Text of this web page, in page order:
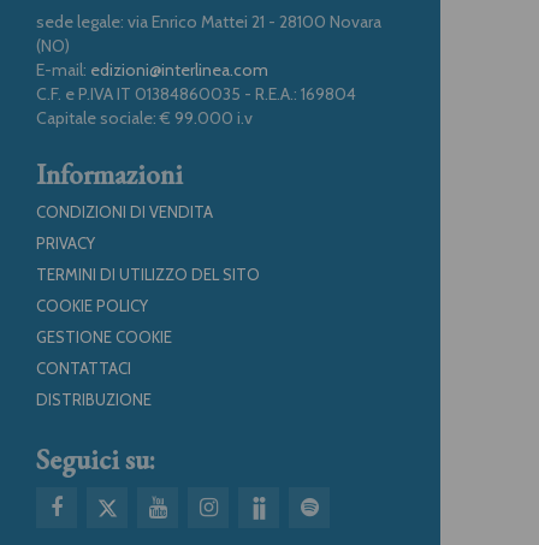
sede legale: via Enrico Mattei 21 - 28100 Novara
(NO)
E-mail: edizioni@interlinea.com
C.F. e P.IVA IT 01384860035 - R.E.A.: 169804
Capitale sociale: € 99.000 i.v
Informazioni
CONDIZIONI DI VENDITA
PRIVACY
TERMINI DI UTILIZZO DEL SITO
COOKIE POLICY
GESTIONE COOKIE
CONTATTACI
DISTRIBUZIONE
Seguici su: